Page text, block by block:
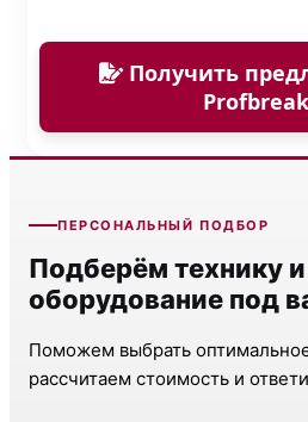
Получить
ПЕРСОНАЛЬНЫЙ ПОДБОР
Подберём технику
оборудование под
Поможем выбрать
рассчитаем стоимость и